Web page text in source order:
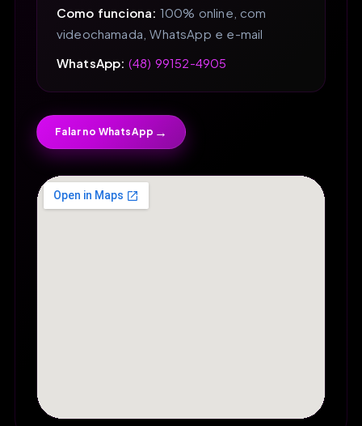
Como funciona: 100% online, com
videochamada, WhatsApp e e-mail
WhatsApp: (48) 99152-4905
Falar no WhatsApp →